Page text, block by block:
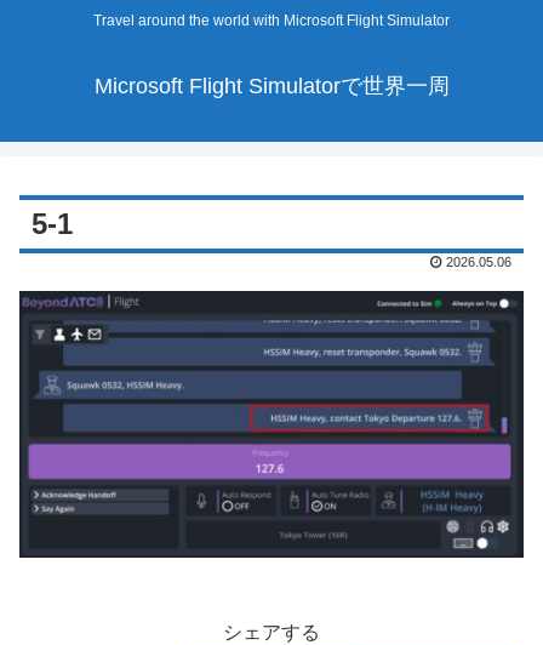
Travel around the world with Microsoft Flight Simulator
Microsoft Flight Simulatorで世界一周
5-1
2026.05.06
シェアする